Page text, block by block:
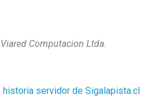
Viared Computacion Ltda.
historia servidor de Sigalapista.cl